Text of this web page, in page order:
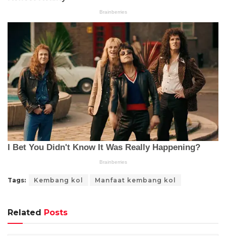
Tags: Kembang kol Manfaat kembang kol
Related Posts